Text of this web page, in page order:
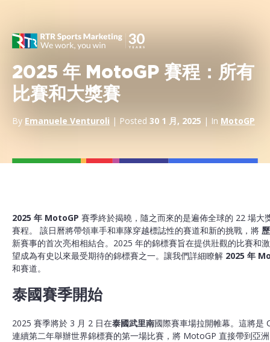
2025 年 MotoGP 賽程：所有
比賽和大獎賽
By Emanuele Venturoli | Posted 30 1 月, 2025 | In MotoGP
2025 年 MotoGP 賽季終於揭曉，隨之而來的是遍佈全球的 22 場大
賽程。 該日曆將帶領車手和車隊穿越標誌性的賽道和新的挑戰，將
新賽事的首次亮相相結合。2025 年的錦標賽旨在提供壯觀的比賽和
望成為有史以來最受期待的錦標賽之一。讓我們詳細瞭解 2025 年
和賽道。
泰國賽季開始
2025 賽季將於 3 月 2 日在泰國武里南國際賽車場拉開帷幕。這將是
連續第二年舉辦世界錦標賽的第一場比賽，將 MotoGP 直接帶到亞